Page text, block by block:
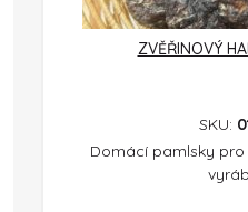
ZVĚŘINOVÝ
SKU:
Domácí pamlsky